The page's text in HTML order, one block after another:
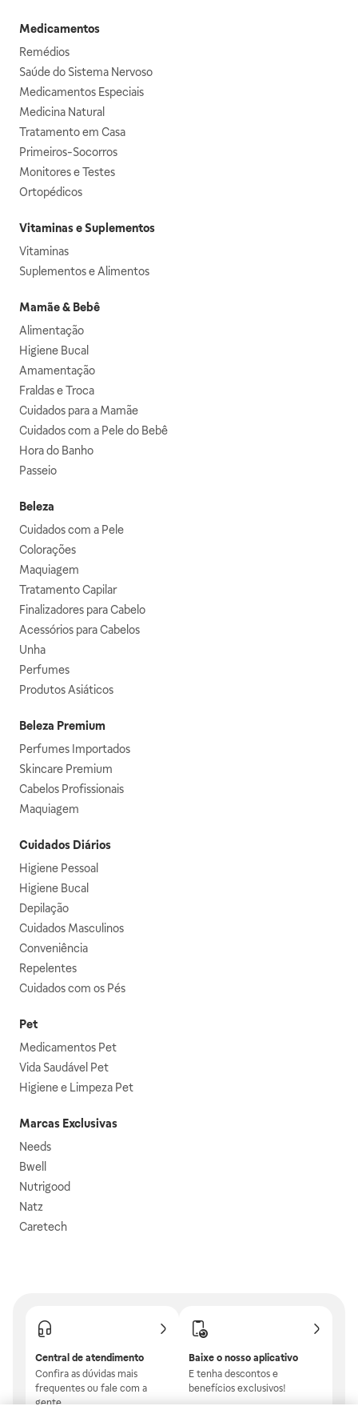
Medicamentos
Remédios
Saúde do Sistema Nervoso
Medicamentos Especiais
Medicina Natural
Tratamento em Casa
Primeiros-Socorros
Monitores e Testes
Ortopédicos
Vitaminas e Suplementos
Vitaminas
Suplementos e Alimentos
Mamãe & Bebê
Alimentação
Higiene Bucal
Amamentação
Fraldas e Troca
Cuidados para a Mamãe
Cuidados com a Pele do Bebê
Hora do Banho
Passeio
Beleza
Cuidados com a Pele
Colorações
Maquiagem
Tratamento Capilar
Finalizadores para Cabelo
Acessórios para Cabelos
Unha
Perfumes
Produtos Asiáticos
Beleza Premium
Perfumes Importados
Skincare Premium
Cabelos Profissionais
Maquiagem
Cuidados Diários
Higiene Pessoal
Higiene Bucal
Depilação
Cuidados Masculinos
Conveniência
Repelentes
Cuidados com os Pés
Pet
Medicamentos Pet
Vida Saudável Pet
Higiene e Limpeza Pet
Marcas Exclusivas
Needs
Bwell
Nutrigood
Natz
Caretech
Central de atendimento
Confira as dúvidas mais
frequentes ou fale com a
gente.
Baixe o nosso aplicativo
E tenha descontos e
benefícios exclusivos!